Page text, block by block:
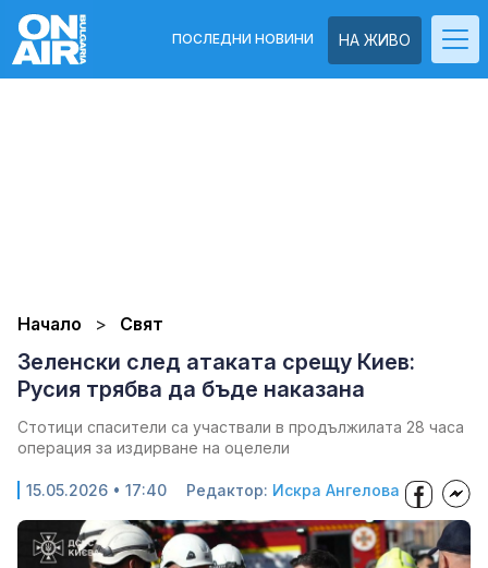
НА ЖИВО
ПОСЛЕДНИ НОВИНИ
Начало Свят
Зеленски след атаката срещу Киев:
Русия трябва да бъде наказана
Стотици спасители са участвали в продължилата 28 часа
операция за издирване на оцелели
15.05.2026 • 17:40 Редактор: Искра Ангелова